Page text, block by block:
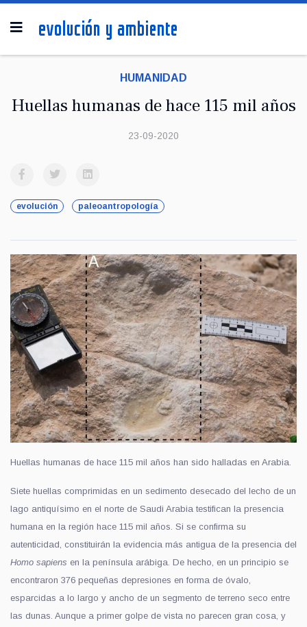
HUMANIDAD
Huellas humanas de hace 115 mil años
23-09-2020
evolución paleoantropología
Huellas humanas de hace 115 mil años han sido halladas en Arabia.
Siete huellas comprimidas en un sedimento desecado del lecho de un
lago antiquísimo en el norte de Saudi Arabia testifican la presencia
humana en la región hace 115 mil años. Si se confirma su
autenticidad, constituirán la evidencia más antigua de la presencia del
Homo sapiens en la península arábiga. De hecho, en un principio se
encontraron 376 pequeñas depresiones en forma de óvalo,
esparcidas a lo largo y ancho de un segmento de terreno seco entre
las dunas. Aunque a primer golpe de vista no parecen gran cosa, y